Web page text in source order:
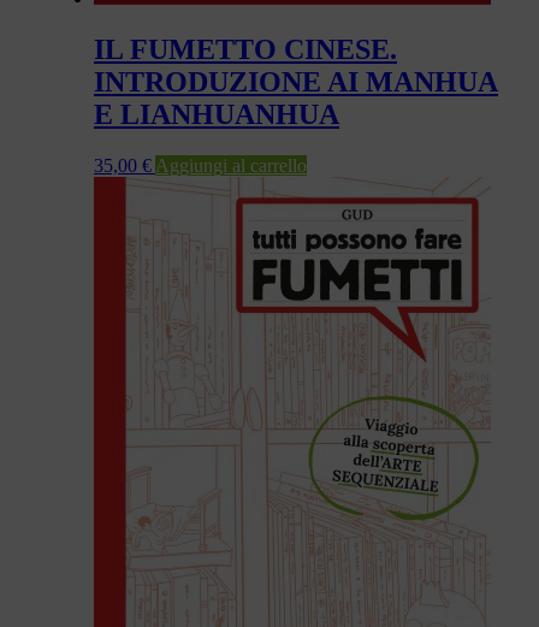
IL FUMETTO CINESE.
INTRODUZIONE AI MANHUA
E LIANHUANHUA
35,00 € Aggiungi al carrello